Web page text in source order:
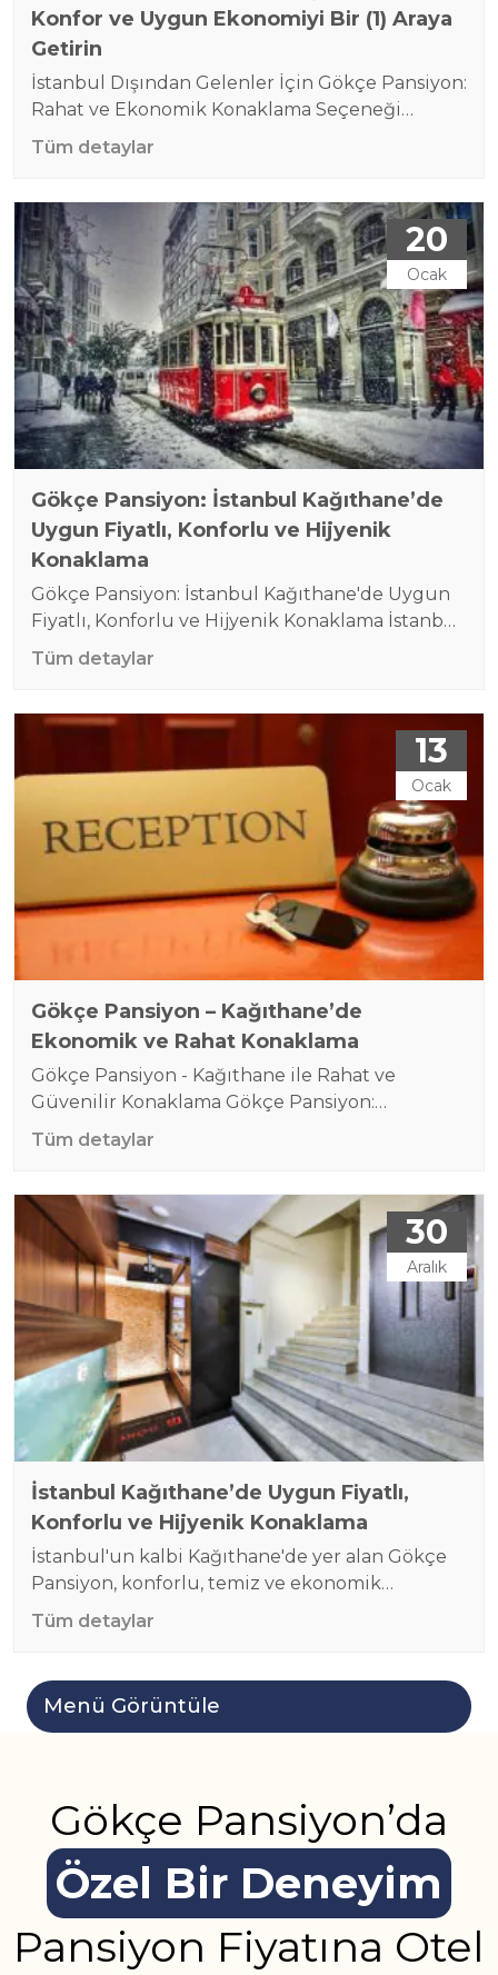
Konfor ve Uygun Ekonomiyi Bir (1) Araya
Getirin
İstanbul Dışından Gelenler İçin Gökçe Pansiyon:
Rahat ve Ekonomik Konaklama Seçeneği
Türkiye’nin en büyük ve en kalabalık şehri olan
İstanbul, tarihi, kültürel ve turistik
merkezidir. Ancak bu büyük şehir, misafirler
için konaklama planlaması yaparken karmaşık
ve maliyetli olabilir. Bu noktada, İstanbul
dışından gelenler için hem ekonomik hem de
konforlu bir…
Tüm detaylar
20
Ocak
Gökçe Pansiyon: İstanbul Kağıthane’de
Uygun Fiyatlı, Konforlu ve Hijyenik
Konaklama
Gökçe Pansiyon: İstanbul Kağıthane'de Uygun
Fiyatlı, Konforlu ve Hijyenik Konaklama İstanbul,
hem iş hem de turizm açısından önemli bir
şehir. Ancak, bu büyük metropolde konaklama
yüksek fiyatlarla karşımıza çıkıyor. Gökçe
fiyatlarla, konforlu ve hijyenik bir konaklama
deneyimi sunarak bu sorunu çözmek için ideal
bir tercihtir.…
Tüm detaylar
13
Ocak
Gökçe Pansiyon – Kağıthane’de
Ekonomik ve Rahat Konaklama
Gökçe Pansiyon - Kağıthane ile Rahat ve
Güvenilir Konaklama Gökçe Pansiyon:
Kağıthane’nin En Uygun Fiyatlı Pansiyonu -
Temiz ve Konforlu Konaklama İstanbul’un
Pansiyonu Gökçe Pansiyon, hem iş hem de tatil
amaçlı ziyaretçiler için mükemmel bir
konaklama seçeneği sunuyor. Konforlu, temiz
ve bütçe dostu odalarıyla misafirlerine ev
sıcaklığında bir ortam…
Tüm detaylar
30
Aralık
İstanbul Kağıthane’de Uygun Fiyatlı,
Konforlu ve Hijyenik Konaklama
İstanbul'un kalbi Kağıthane'de yer alan Gökçe
Pansiyon, konforlu, temiz ve ekonomik
konaklama seçenekleriyle misafirlerine ev
sıcaklığında bir deneyim sunuyor. İster iş
ve güvenilir ortamında keyifli bir konaklama sizi
bekliyor. Neden Gökçe Pansiyon? Odalarımız
Tüm detaylar
Menü Görüntüle
Gökçe Pansiyon’da
Özel Bir Deneyim
Pansiyon Fiyatına Otel